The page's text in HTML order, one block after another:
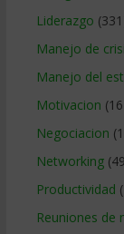
Liderazgo
Manejo de
Manejo del
Motivacion
Negociacion
Networking
Productividad
Reuniones de